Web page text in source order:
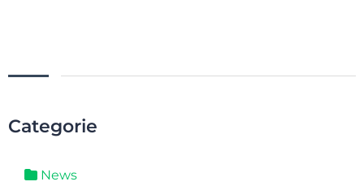
Categorie
News